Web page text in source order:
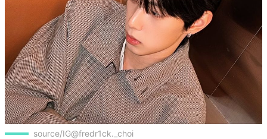
source/IG@fredr1ck._choi